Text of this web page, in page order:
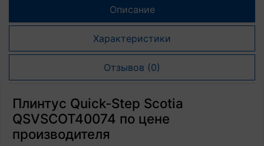
Описание
Характеристики
Отзывов (0)
Плинтус Quick-Step Scotia
QSVSCOT40074 по цене
производителя